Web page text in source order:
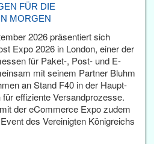
FÜR DIE
MORGEN
2026 präsentiert sich
Expo 2026 in London, einer der
für Paket-, Post- und E-
mit seinem Partner Bluhm
an Stand F40 in der Haupt­
effiziente Versandprozesse.
der eCommerce Expo zudem
des Vereinigten Königreichs